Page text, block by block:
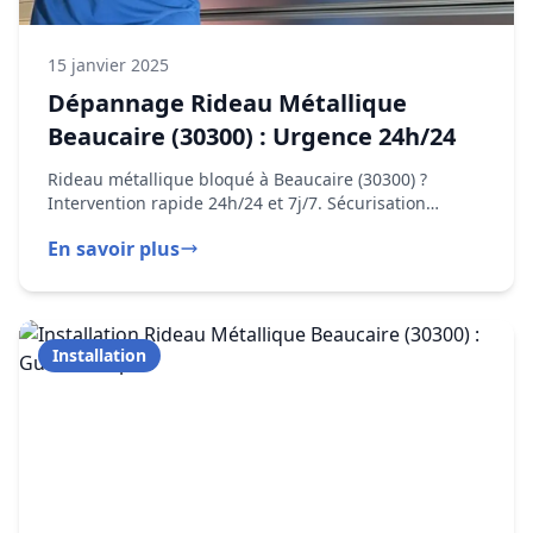
Carnet d'entretien
Garantiedécennale incluse
Interventions
en urgence (24/7)
15 janvier 2025
Dépannage Rideau Métallique
Beaucaire (30300) : Urgence 24h/24
Rideau métallique bloqué à Beaucaire (30300) ?
Intervention rapide 24h/24 et 7j/7. Sécurisation
En savoir plus
Installation